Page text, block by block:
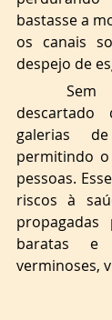
bastasse a
os canais
despejo de
galerias
permitindo
pessoas.
riscos à
baratas e
verminoses,